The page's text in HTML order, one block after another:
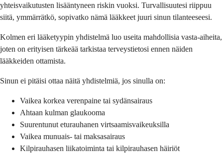
yhteisvaikutusten lisääntyneen riskin vuoksi. Turvallisuutesi riippuu
siitä, ymmärrätkö, sopivatko nämä lääkkeet juuri sinun tilanteeseesi.
Kolmen eri lääketyypin yhdistelmä luo useita mahdollisia vasta-aiheita,
joten on erityisen tärkeää tarkistaa terveystietosi ennen näiden
lääkkeiden ottamista.
Sinun ei pitäisi ottaa näitä yhdistelmiä, jos sinulla on:
Vaikea korkea verenpaine tai sydänsairaus
Ahtaan kulman glaukooma
Suurentunut eturauhanen virtsaamisvaikeuksilla
Vaikea munuais- tai maksasairaus
Kilpirauhasen liikatoiminta tai kilpirauhasen häiriöt